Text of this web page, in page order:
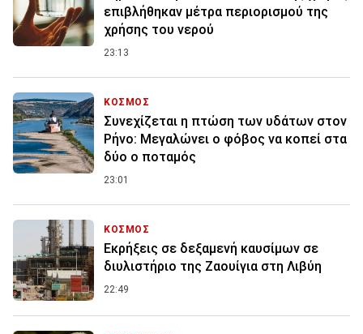
επιβλήθηκαν μέτρα περιορισμού της
χρήσης του νερού
23:13
ΚΟΣΜΟΣ
Συνεχίζεται η πτώση των υδάτων στον
Ρήνο: Μεγαλώνει ο φόβος να κοπεί στα
δύο ο ποταμός
23:01
ΚΟΣΜΟΣ
Εκρήξεις σε δεξαμενή καυσίμων σε
διυλιστήριο της Ζαουίγια στη Λιβύη
22:49